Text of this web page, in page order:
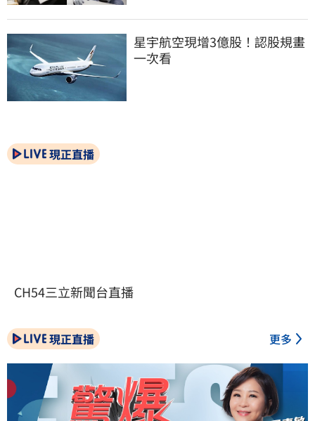
星宇航空現增3億股！認股規畫
一次看
現正直播
CH54三立新聞台直播
現正直播 更多